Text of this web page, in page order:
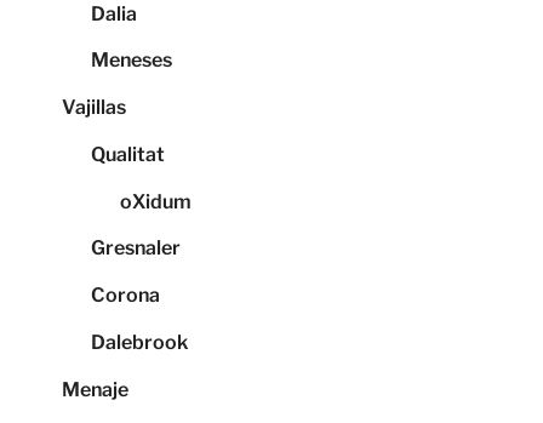
Dalia
Meneses
Vajillas
Qualitat
oXidum
Gresnaler
Corona
Dalebrook
Menaje